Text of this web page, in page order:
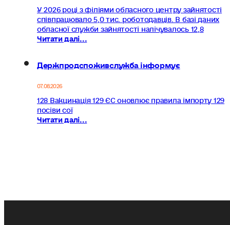
У 2026 році з філіями обласного центру зайнятості
співпрацювало 5,0 тис. роботодавців. В базі даних
обласної служби зайнятості налічувалось 12,8
Читати далі...
Держпродспоживслужба інформує
07.08.2026
128 Вакцинація 129 ЄС оновлює правила імпорту 129
посіви сої
Читати далі...